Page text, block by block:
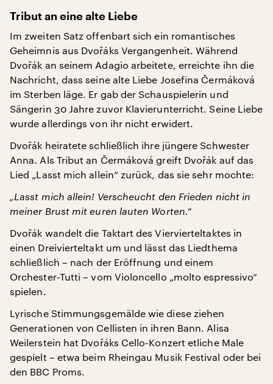
Tribut an eine alte Liebe
Im zweiten Satz offenbart sich ein romantisches
Geheimnis aus Dvořáks Vergangenheit. Während
Dvořák an seinem Adagio arbeitete, erreichte ihn die
Nachricht, dass seine alte Liebe Josefina Čermáková
im Sterben läge. Er gab der Schauspielerin und
Sängerin 30 Jahre zuvor Klavierunterricht. Seine Liebe
wurde allerdings von ihr nicht erwidert.
Dvořák heiratete schließlich ihre jüngere Schwester
Anna. Als Tribut an Čermáková greift Dvořák auf das
Lied „Lasst mich allein“ zurück, das sie sehr mochte:
„Lasst mich allein! Verscheucht den Frieden nicht in
meiner Brust mit euren lauten Worten.“
Dvořák wandelt die Taktart des Viervierteltaktes in
einen Dreivierteltakt um und lässt das Liedthema
schließlich – nach der Eröffnung und einem
Orchester-Tutti – vom Violoncello „molto espressivo“
spielen.
Lyrische Stimmungsgemälde wie diese ziehen
Generationen von Cellisten in ihren Bann. Alisa
Weilerstein hat Dvořáks Cello-Konzert etliche Male
gespielt – etwa beim Rheingau Musik Festival oder bei
den BBC Proms.